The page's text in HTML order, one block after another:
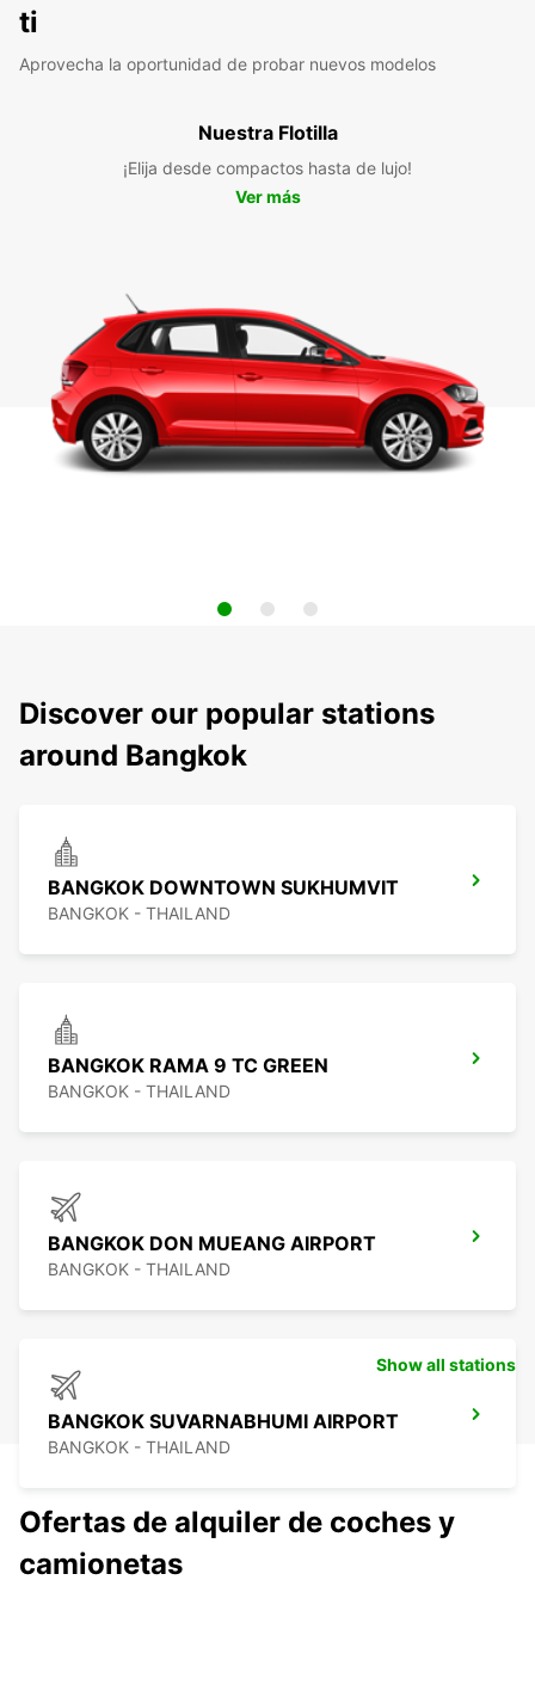
ti
Aprovecha la oportunidad de probar nuevos modelos
Nuestra Flotilla
¡Elija desde compactos hasta de lujo!
Ver más
Discover our popular stations
around Bangkok
BANGKOK DOWNTOWN SUKHUMVIT
BANGKOK - THAILAND
BANGKOK RAMA 9 TC GREEN
BANGKOK - THAILAND
BANGKOK DON MUEANG AIRPORT
BANGKOK - THAILAND
BANGKOK SUVARNABHUMI AIRPORT
BANGKOK - THAILAND
Show all stations
Ofertas de alquiler de coches y
camionetas